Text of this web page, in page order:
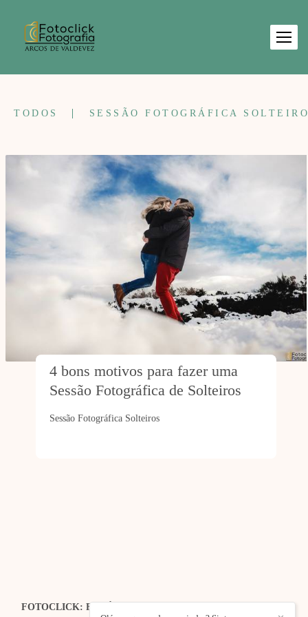
TODOS SESSÃO FOTOGRÁFICA
4 bons motivos para fazer uma
Sessão Fotográfica de Solteiros
Sessão Fotográfica Solteiros
FOTOCLICK: FOTÓGRAFO DE CASAMENTOS | EVENTOS